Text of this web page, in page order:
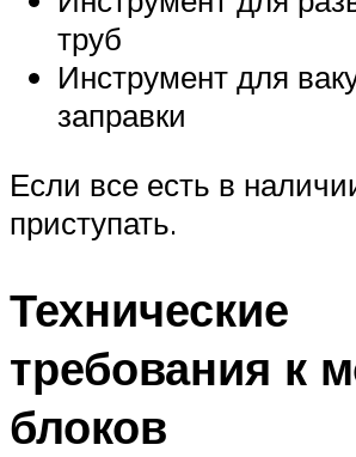
труб
Инструмент для
заправки
Если все есть в
приступать.
Технические
требования к
блоков